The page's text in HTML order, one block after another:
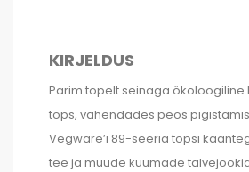
KIRJELDUS
Parim topelt seinaga ökoloogiline
tops, vähendades peos
Vegware’i 89-seeria topsi
tee ja muude kuumade